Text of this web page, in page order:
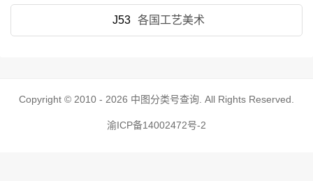
J53 各国工艺美术
Copyright © 2010 - 2026 中图分类号查询 . All Rights Reserved.
渝ICP备14002472号-2